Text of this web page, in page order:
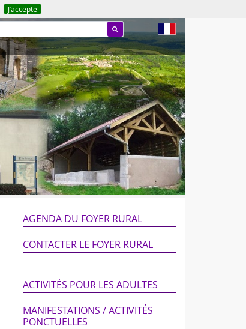
J’accepte
AGENDA DU FOYER RURAL
CONTACTER LE FOYER RURAL
ACTIVITÉS POUR LES ADULTES
MANIFESTATIONS / ACTIVITÉS
PONCTUELLES